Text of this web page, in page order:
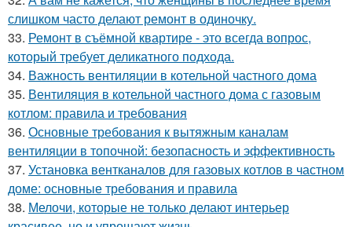
слишком часто делают ремонт в одиночку.
33. Ремонт в съёмной квартире - это всегда вопрос,
который требует деликатного подхода.
34. Важность вентиляции в котельной частного дома
35. Вентиляция в котельной частного дома с газовым
котлом: правила и требования
36. Основные требования к вытяжным каналам
вентиляции в топочной: безопасность и эффективность
37. Установка вентканалов для газовых котлов в частном
доме: основные требования и правила
38. Мелочи, которые не только делают интерьер